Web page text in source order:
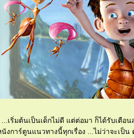
เริ่มต้นเป็นเด็กไม่ดี แต่ต่อมา ก็ได้รับเตื
งการ์ตูนแนวทางนี้ทุกเรื่อง ...ไม่ว่าจะเ